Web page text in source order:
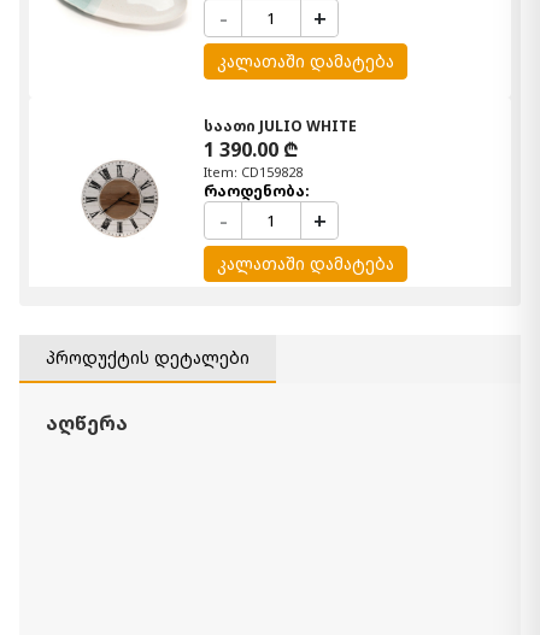
- +
კალათაში დამატება
საათი JULIO WHITE
1 390.00 ₾
Item: CD159828
რაოდენობა:
- +
კალათაში დამატება
180.00 ₾
Item: CD157853
პროდუქტის დეტალები
აღწერა